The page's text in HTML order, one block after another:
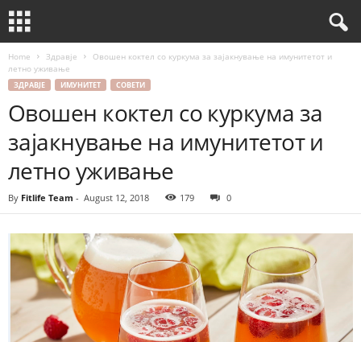
Home Здравје
Овошен коктел со куркума за зајакнување на имунитетот и
летно уживање
ЗДРАВЈЕ ИМУНИТЕТ СОВЕТИ
Овошен коктел со куркума за
зајакнување на имунитетот и
летно уживање
By Fitlife Team - August 12, 2018 179 0